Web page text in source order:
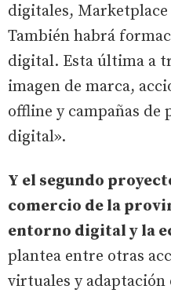
digitales, Marketplace
También habrá
digital. Esta última a
imagen de marca,
offline y campañas
digital».
Y el segundo
comercio de la
entorno digital y la
plantea entre otras
virtuales y adaptación